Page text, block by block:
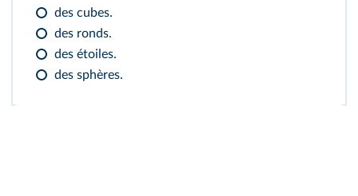
des cubes.
des ronds.
des étoiles.
des sphères.